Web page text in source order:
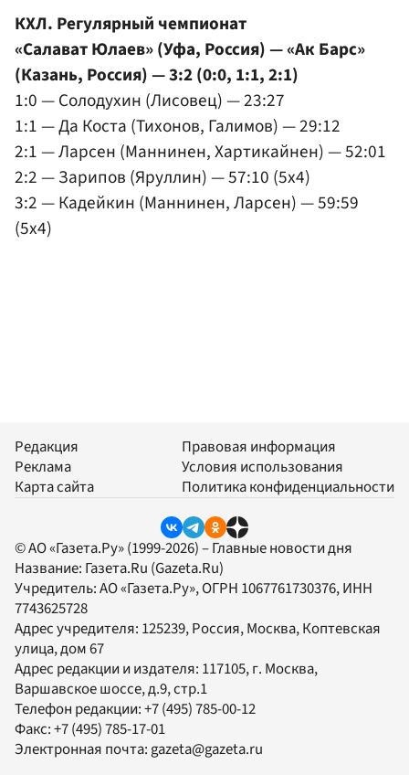
КХЛ. Регулярный чемпионат
«Салават Юлаев» (Уфа, Россия) — «Ак Барс»
(Казань, Россия) — 3:2 (0:0, 1:1, 2:1)
1:0 — Солодухин (Лисовец) — 23:27
1:1 — Да Коста (Тихонов, Галимов) — 29:12
2:1 — Ларсен (Маннинен, Хартикайнен) — 52:01
2:2 — Зарипов (Яруллин) — 57:10 (5x4)
3:2 — Кадейкин (Маннинен, Ларсен) — 59:59
(5x4)
Редакция
Реклама
Карта сайта
Правовая информация
Условия использования
Политика конфиденциальности
© АО «Газета.Ру» (1999-2026) – Главные новости дня
Название: Газета.Ru (Gazeta.Ru)
Учредитель:АО «Газета.Ру», ОГРН 1067761730376, ИНН
7743625728
Адрес учредителя: 125239, Россия, Москва, Коптевская
улица, дом 67
Адрес редакции и издателя: 117105, г. Москва,
Варшавское шоссе, д.9, стр.1
Телефон редакции:+7 (495) 785-00-12
Факс:+7 (495) 785-17-01
Электронная почта: gazeta@gazeta.ru